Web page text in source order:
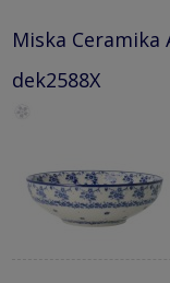
Miska Ceramika
dek2588X